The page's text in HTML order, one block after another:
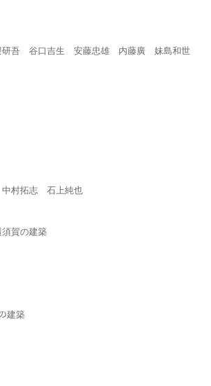
吾 谷口吉生 安藤忠雄 内藤廣 妹島和世
村拓志 石上純也
賀の建築
建築